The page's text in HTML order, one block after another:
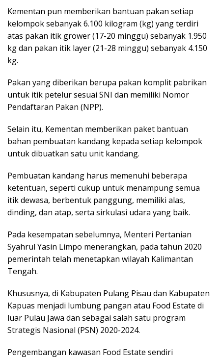
Kementan pun memberikan bantuan pakan setiap
kelompok sebanyak 6.100 kilogram (kg) yang terdiri
atas pakan itik grower (17-20 minggu) sebanyak 1.950
kg dan pakan itik layer (21-28 minggu) sebanyak 4.150
kg.
Pakan yang diberikan berupa pakan komplit pabrikan
untuk itik petelur sesuai SNI dan memiliki Nomor
Pendaftaran Pakan (NPP).
Selain itu, Kementan memberikan paket bantuan
bahan pembuatan kandang kepada setiap kelompok
untuk dibuatkan satu unit kandang.
Pembuatan kandang harus memenuhi beberapa
ketentuan, seperti cukup untuk menampung semua
itik dewasa, berbentuk panggung, memiliki alas,
dinding, dan atap, serta sirkulasi udara yang baik.
Pada kesempatan sebelumnya, Menteri Pertanian
Syahrul Yasin Limpo menerangkan, pada tahun 2020
pemerintah telah menetapkan wilayah Kalimantan
Tengah.
Khususnya, di Kabupaten Pulang Pisau dan Kabupaten
Kapuas menjadi lumbung pangan atau Food Estate di
luar Pulau Jawa dan sebagai salah satu program
Strategis Nasional (PSN) 2020-2024.
Pengembangan kawasan Food Estate sendiri